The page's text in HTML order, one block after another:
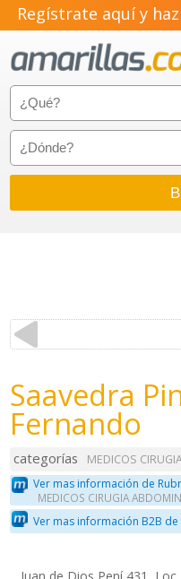
Regístrate aquí y
Saavedra
Fernando
categorías
MEDICOS
Ver mas información de
MEDICOS CIRUGIA
Ver mas información B2B